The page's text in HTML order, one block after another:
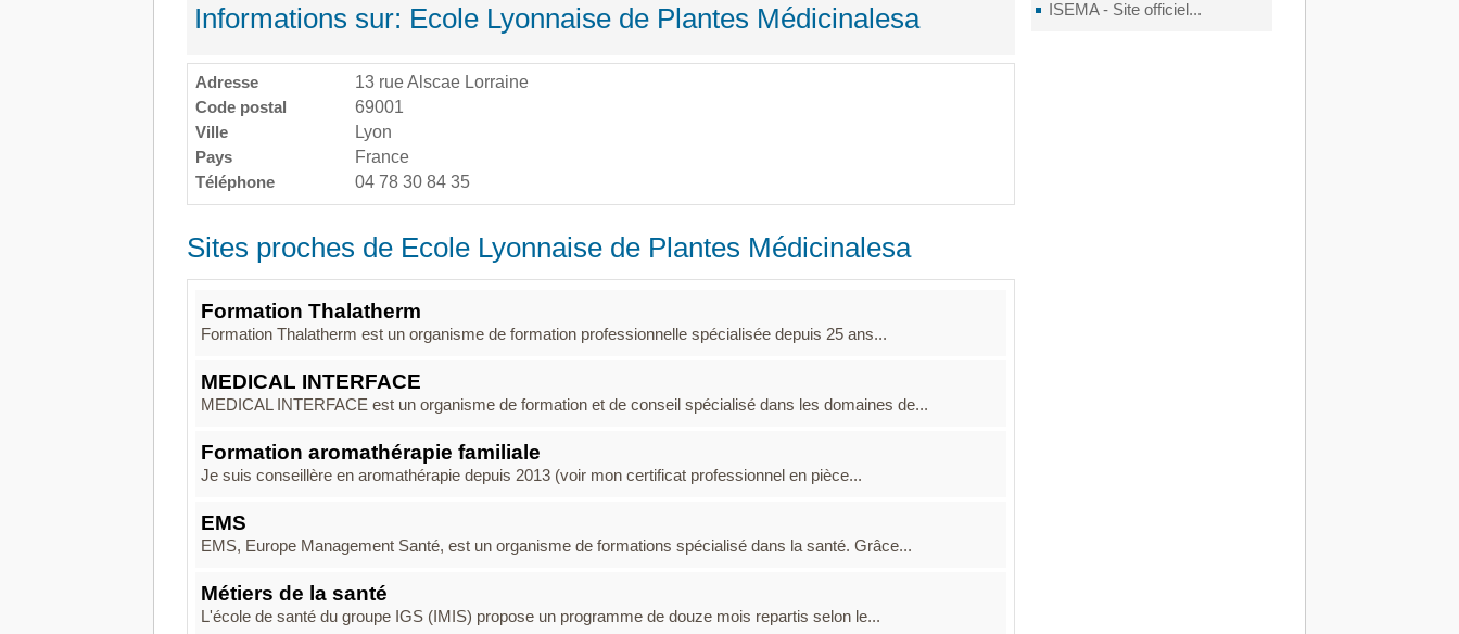
ISEMA - Site officiel...
Informations sur: Ecole Lyonnaise de Plantes Médicinalesa
Adresse
13 rue Alscae Lorraine
Code postal
69001
Ville
Lyon
Pays
France
Téléphone
04 78 30 84 35
Sites proches de Ecole Lyonnaise de Plantes Médicinalesa
Formation Thalatherm
Formation Thalatherm est un organisme de formation professionnelle spécialisée depuis 25 ans...
MEDICAL INTERFACE
MEDICAL INTERFACE est un organisme de formation et de conseil spécialisé dans les domaines de...
Formation aromathérapie familiale
Je suis conseillère en aromathérapie depuis 2013 (voir mon certificat professionnel en pièce...
EMS
EMS, Europe Management Santé, est un organisme de formations spécialisé dans la santé. Grâce...
Métiers de la santé
L'école de santé du groupe IGS (IMIS) propose un programme de douze mois repartis selon le...